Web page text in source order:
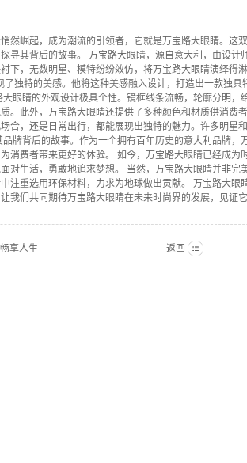
然崛起，成为潮流的引领者，它就是万宝路大眼睛。
寻其背后的故事。 万宝路大眼睛，源自意大利，由设计
下，无数明星、模特纷纷效仿，将万宝路大眼睛演绎得
了独特的美感。他将这种美感融入设计，打造出一款独
眼睛的外观设计极具个性。镜框线条流畅，轮廓分明
。此外，万宝路大眼睛还提供了多种颜色和材质供消费
合，还是日常出行，都能展现出独特的魅力。许多明
牌背后的故事。作为一个拥有百年历史的意大利品牌，
消费者带来更好的体验。 如今，万宝路大眼睛已经成
对生活，勇敢地追求梦想。 当然，万宝路大眼睛并非
注重选用环保材料，力求为地球做出贡献。 万宝路大
我们共同期待万宝路大眼睛在未来时尚界的发展，见证
享人生 返回